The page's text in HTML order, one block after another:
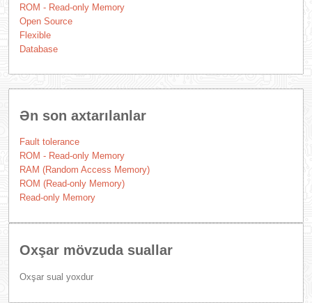
ROM - Read-only Memory
Open Source
Flexible
Database
Ən son axtarılanlar
Fault tolerance
ROM - Read-only Memory
RAM (Random Access Memory)
ROM (Read-only Memory)
Read-only Memory
Oxşar mövzuda suallar
Oxşar sual yoxdur